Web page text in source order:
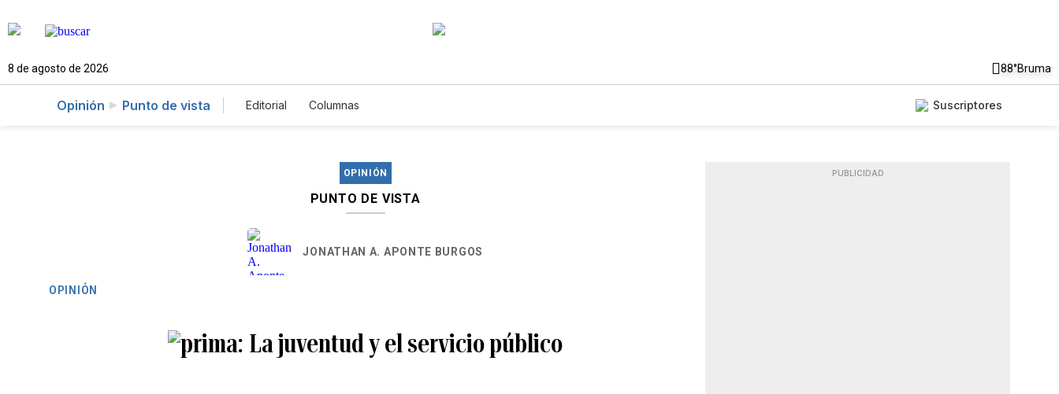
8 de agosto de 2026 88°Bruma
Opinión Punto de vista Editorial Columnas Suscriptores
OPINIÓN
PUNTO DE VISTA
JONATHAN A. APONTE BURGOS
OPINIÓN
La juventud y el servicio público
PUBLICIDAD